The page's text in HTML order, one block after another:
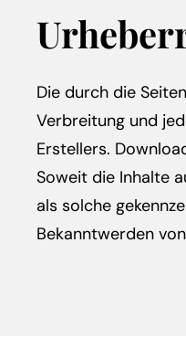
Die durch die
Verbreitung und
Erstellers.
Soweit die Inhalte
als solche
Bekanntwerden